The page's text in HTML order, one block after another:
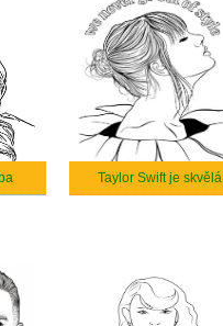
Taylor Swift je skvělá